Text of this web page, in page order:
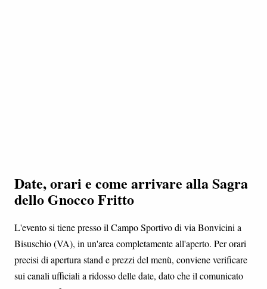
Date, orari e come arrivare alla Sagra
dello Gnocco Fritto
L'evento si tiene presso il Campo Sportivo di via Bonvicini a
Bisuschio (VA), in un'area completamente all'aperto. Per orari
precisi di apertura stand e prezzi del menù, conviene verificare
sui canali ufficiali a ridosso delle date, dato che il comunicato